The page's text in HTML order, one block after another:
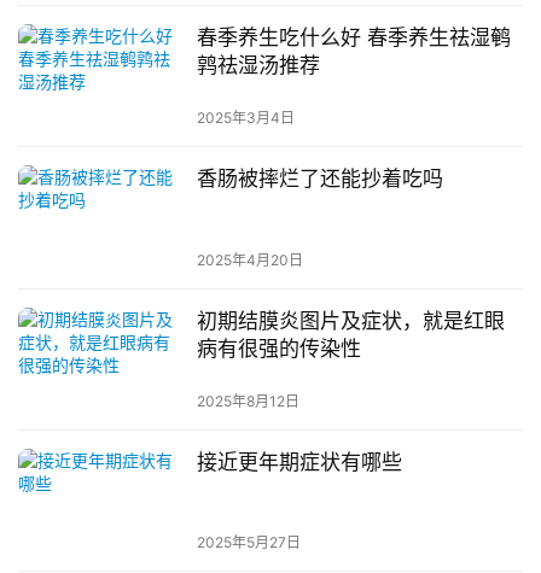
春季养生吃什么好 春季养生祛湿鹌
鹑祛湿汤推荐
2025年3月4日
香肠被摔烂了还能抄着吃吗
2025年4月20日
初期结膜炎图片及症状，就是红眼
病有很强的传染性
2025年8月12日
接近更年期症状有哪些
2025年5月27日